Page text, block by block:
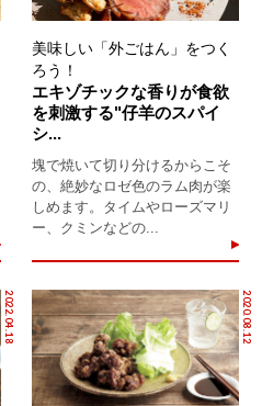
美味しい「外ごはん」をつく
ろう！
エキゾチックな香りが食欲
を刺激する"仔羊のスパイ
シ...
塊で焼いて切り分けるからこそ
の、絶妙なロゼ色のラム肉が楽
しめます。タイムやローズマリ
ー、クミンなどの...
2022.04.18 2020.08.12